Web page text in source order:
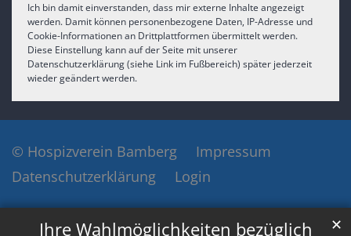
Ihre Wahlmöglichkeiten bezüglich ✕
Ich bin damit einverstanden, dass mir externe Inhalte angezeigt
werden. Damit können personenbezogene Daten, IP-Adresse und
Cookie-Informationen an Drittplattformen übermittelt werden.
Diese Einstellung kann auf der Seite mit unserer
Datenschutzerklärung (siehe Link im Fußbereich) später jederzeit
wieder geändert werden.
© Hospizverein Bamberg
Impressum
Datenschutzerklärung
Login